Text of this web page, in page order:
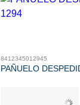
8412345012945
PAÑUELO